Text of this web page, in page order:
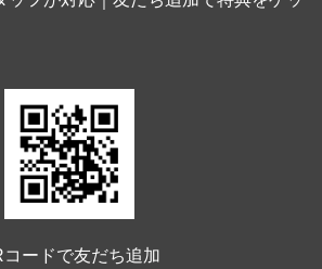
コードで友だち追加